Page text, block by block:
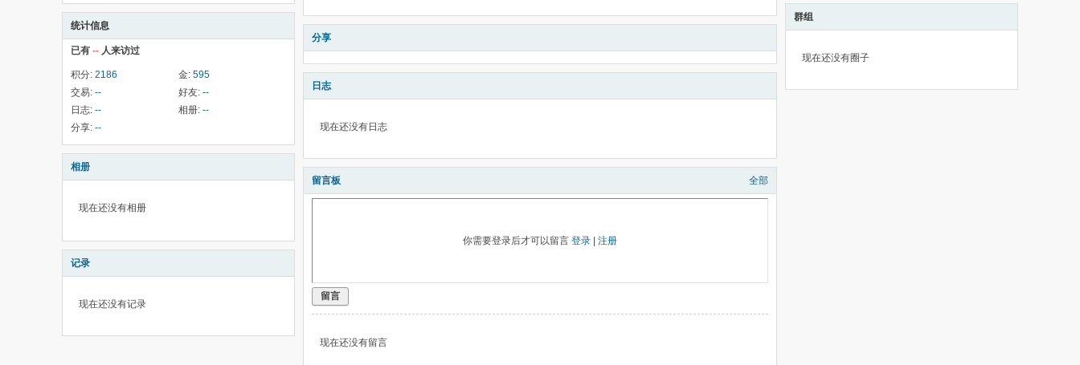
统计信息
已有 -- 人来访过
积分: 2186 金: 595
交易: -- 好友: --
日志: -- 相册: --
分享: --
相册
现在还没有相册
记录
现在还没有记录
分享
日志
现在还没有日志
留言板 全部
你需要登录后才可以留言 登录 注册
留言
现在还没有留言
群组
现在还没有圈子